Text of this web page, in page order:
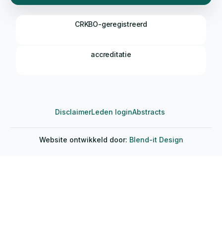
CRKBO-geregistreerd
accreditatie
DisclaimerLeden loginAbstracts
Website ontwikkeld door: Blend-it Design